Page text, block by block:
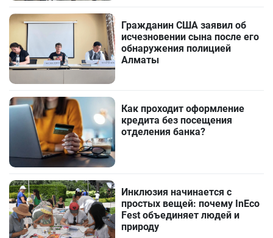
Гражданин США заявил об
исчезновении сына после его
обнаружения полицией
Алматы
Как проходит оформление
кредита без посещения
отделения банка?
Инклюзия начинается с
простых вещей: почему InEco
Fest объединяет людей и
природу